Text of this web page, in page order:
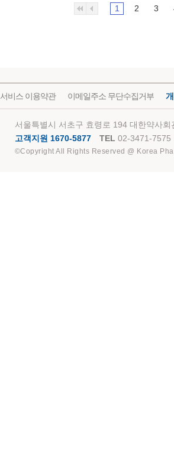
1 2 3
서비스 이용약관 이메일주소 무단수집거부
서울특별시 서초구 효령로 194 대한약사
고객지원 1670-5877
TEL 02-3471-7575
©Copyright All Rights Reserved @ Korea